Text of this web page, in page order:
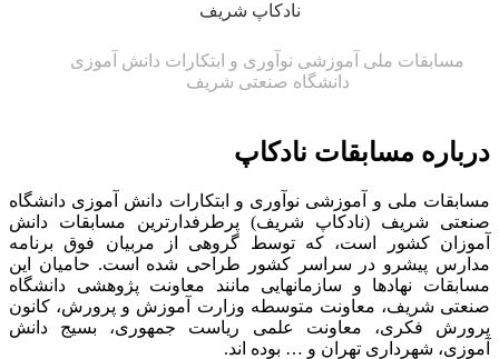
نادکاپ شریف
مسابقات ملی آموزشی نوآوری و ابتکارات دانش آموزی
دانشگاه صنعتی شریف
درباره مسابقات نادکاپ
مسابقات ملی و آموزشی نوآوری و ابتکارات دانش آموزی دانشگاه
صنعتی شریف (نادکاپ شریف) پرطرفدارترین مسابقات دانش
آموزان کشور است، که توسط گروهی از مربیان فوق برنامه
مدارس پیشرو در سراسر کشور طراحی شده است. حامیان این
مسابقات نهادها و سازمانهایی مانند معاونت پژوهشی دانشگاه
صنعتی شریف، معاونت متوسطه وزارت آموزش و پرورش، کانون
پرورش فکری، معاونت علمی ریاست جمهوری، بسیج دانش
آموزی، شهرداری تهران و … بوده اند.